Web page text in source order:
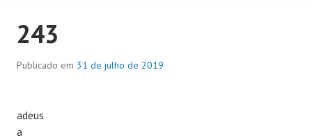
243
Publicado em 31 de julho de 2019
adeus
a